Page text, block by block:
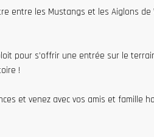
entre les Mustangs et les Aiglons de
pour s’offrir une entrée sur le
!
et venez avec vos amis et famille